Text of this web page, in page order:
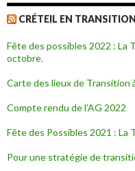
CRÉTEIL EN TRANSITION
Fête des possibles 2022 : La
octobre.
Carte des lieux de Transition
Compte rendu de l’AG 2022
Fête des Possibles 2021 : La
Pour une stratégie de